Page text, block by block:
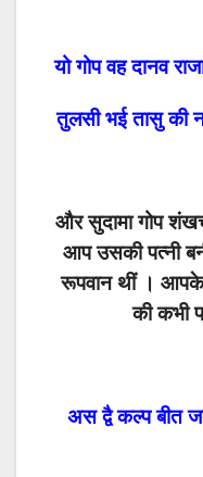
यो गोप वह दानव
तुलसी भई तासु की
और सुदामा गोप
आप उसकी पत्नी
रूपवान थीं । आपके
की कभी
अस द्वै कल्प बीत